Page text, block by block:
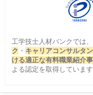
工学技士人材バンクでは、
ク ・ キャリアコンサルタ
ける適正な有料職業紹介
よる認定を取得しています